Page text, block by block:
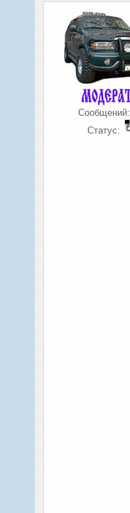
Сообщений:
Статус: